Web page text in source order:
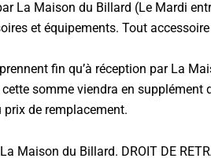
La Maison du Billard (Le Mardi
et équipements. Tout
fin qu’à réception par La
somme viendra en
de remplacement.
Maison du Billard. DROIT DE